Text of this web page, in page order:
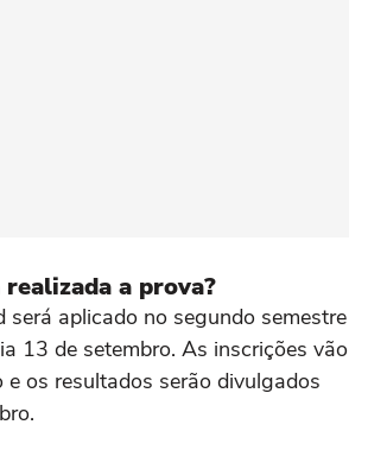
a prova?
será aplicado no segundo semestre
13 de setembro. As inscrições vão
e os resultados serão divulgados